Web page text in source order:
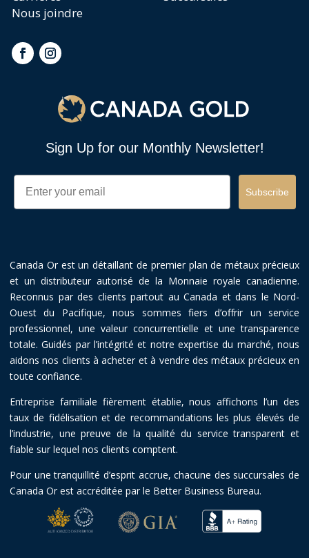
Nous joindre
Sign Up for our Monthly Newsletter!
Email
Subscribe
Canada Or est un détaillant de premier plan de métaux précieux
et un distributeur autorisé de la Monnaie royale canadienne.
Reconnus par des clients partout au Canada et dans le Nord-
Ouest du Pacifique, nous sommes fiers d’offrir un service
professionnel, une valeur concurrentielle et une transparence
totale. Guidés par l’intégrité et notre expertise du marché, nous
aidons nos clients à acheter et à vendre des métaux précieux en
toute confiance.
Entreprise familiale fièrement établie, nous affichons l’un des
taux de fidélisation et de recommandations les plus élevés de
l’industrie, une preuve de la qualité du service transparent et
fiable sur lequel nos clients comptent.
Pour une tranquillité d’esprit accrue, chacune des succursales de
Canada Or est accréditée par le Better Business Bureau.